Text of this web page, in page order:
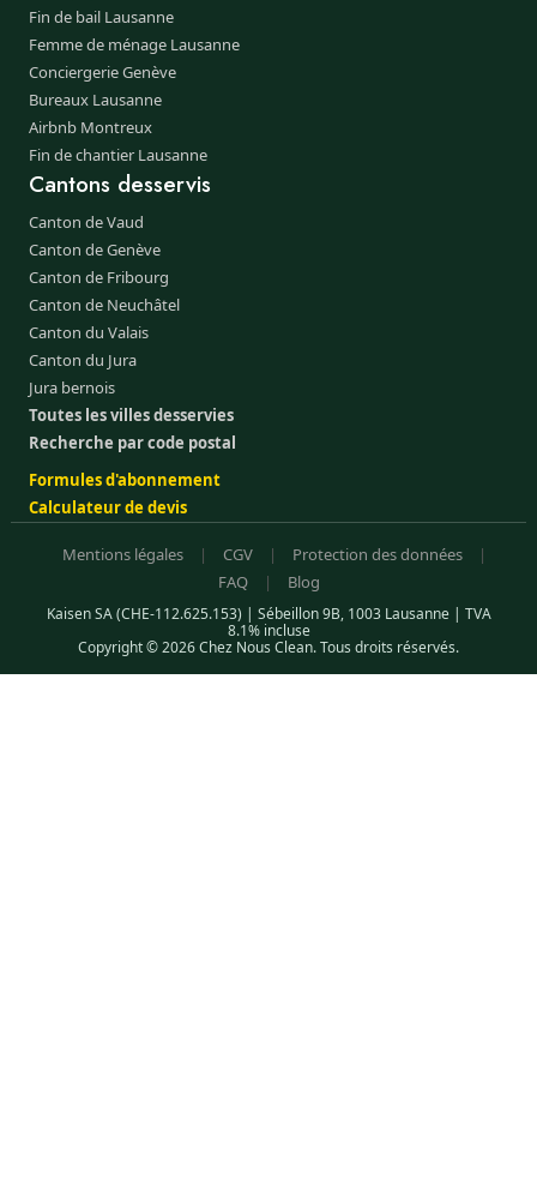
Fin de bail Lausanne
Femme de ménage Lausanne
Conciergerie Genève
Bureaux Lausanne
Airbnb Montreux
Fin de chantier Lausanne
Cantons desservis
Canton de Vaud
Canton de Genève
Canton de Fribourg
Canton de Neuchâtel
Canton du Valais
Canton du Jura
Jura bernois
Toutes les villes desservies
Recherche par code postal
Formules d'abonnement
Calculateur de devis
Mentions légales | CGV | Protection des données
|
FAQ
| Blog
Kaisen SA (CHE-112.625.153) | Sébeillon 9B, 1003 Lausanne | TVA
8.1% incluse
Copyright © 2026 Chez Nous Clean. Tous droits réservés.